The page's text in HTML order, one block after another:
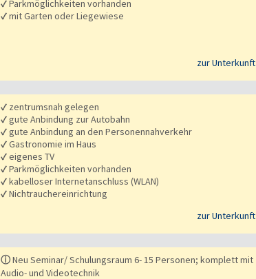
✓Parkmöglichkeiten vorhanden
✓mit Garten oder Liegewiese
zur Unterkunft
✓ zentrumsnah gelegen
✓gute Anbindung zur Autobahn
✓gute Anbindung an den Personennahverkehr
✓Gastronomie im Haus
✓eigenes TV
✓Parkmöglichkeiten vorhanden
✓kabelloser Internetanschluss (WLAN)
✓Nichtrauchereinrichtung
zur Unterkunft
ⓘNeu Seminar/ Schulungsraum 6- 15 Personen; komplett mit
Audio- und Videotechnik